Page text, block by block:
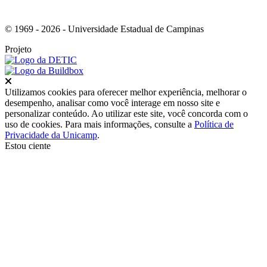
© 1969 - 2026 - Universidade Estadual de Campinas
Projeto
Utilizamos cookies para oferecer melhor experiência, melhorar o
desempenho, analisar como você interage em nosso site e
personalizar conteúdo. Ao utilizar este site, você concorda com o
uso de cookies. Para mais informações, consulte a Política de
Privacidade da Unicamp.
Estou ciente